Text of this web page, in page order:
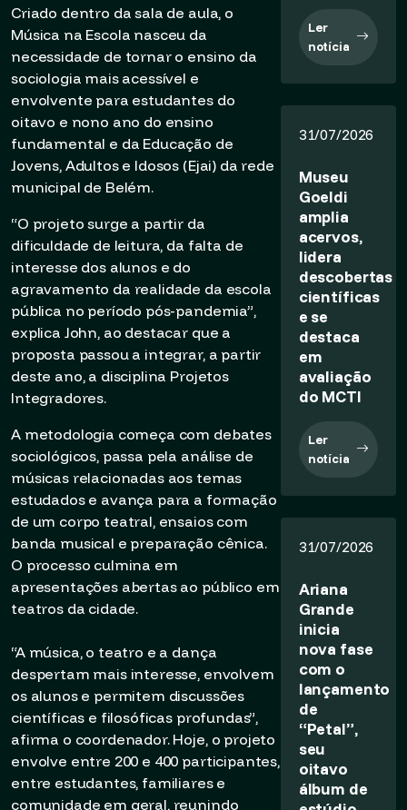
Criado dentro da sala de aula, o
Música na Escola nasceu da
necessidade de tornar o ensino da
sociologia mais acessível e
envolvente para estudantes do
oitavo e nono ano do ensino
fundamental e da Educação de
Jovens, Adultos e Idosos (Ejai) da rede
municipal de Belém.
“O projeto surge a partir da
dificuldade de leitura, da falta de
interesse dos alunos e do
agravamento da realidade da escola
pública no período pós-pandemia”,
explica John, ao destacar que a
proposta passou a integrar, a partir
deste ano, a disciplina Projetos
Integradores.
A metodologia começa com debates
sociológicos, passa pela análise de
músicas relacionadas aos temas
estudados e avança para a formação
de um corpo teatral, ensaios com
banda musical e preparação cênica.
O processo culmina em
apresentações abertas ao público em
teatros da cidade.
“A música, o teatro e a dança
despertam mais interesse, envolvem
os alunos e permitem discussões
científicas e filosóficas profundas”,
afirma o coordenador. Hoje, o projeto
envolve entre 200 e 400 participantes,
entre estudantes, familiares e
comunidade em geral, reunindo
Ler
notícia
31/07/2026
Museu
Goeldi
amplia
acervos,
lidera
descobertas
científicas
e se
destaca
em
avaliação
do MCTI
Ler
notícia
31/07/2026
Ariana
Grande
inicia
nova fase
com o
lançamento
de
“Petal”,
seu
oitavo
álbum de